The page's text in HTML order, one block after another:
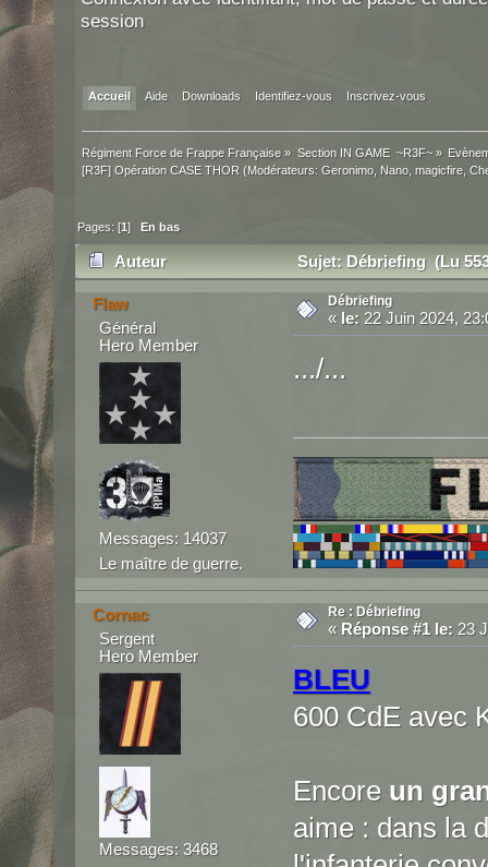
session
Accueil Aide Downloads Identifiez-vous Inscrivez-vous
Régiment Force de Frappe Française » Section IN GAME  ~R3F~»
[R3F] Opération CASE THOR (Modérateurs:Geronimo, Nano ,magicfire ,
Pages: [1]En bas
Auteur Sujet: Débriefing (Lu
Flaw
Général
Hero Member
Messages: 14037
Le maître de guerre.
Débriefing
« le:22 Juin 2024,
.../...
Cornac
Sergent
Hero Member
Messages: 3468
Re : Débriefing
« Réponse #1 le:23
BLEU
600 CdE avec
Encore un
aime : dans la